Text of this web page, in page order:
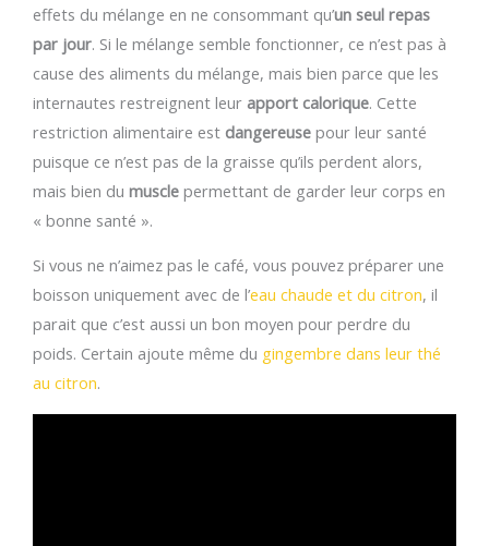
effets du mélange en ne consommant qu’un seul repas
par jour. Si le mélange semble fonctionner, ce n’est pas à
cause des aliments du mélange, mais bien parce que les
internautes restreignent leur apport calorique. Cette
restriction alimentaire est dangereuse pour leur santé
puisque ce n’est pas de la graisse qu’ils perdent alors,
mais bien du muscle permettant de garder leur corps en
« bonne santé ».
Si vous ne n’aimez pas le café, vous pouvez préparer une
boisson uniquement avec de l’eau chaude et du citron, il
parait que c’est aussi un bon moyen pour perdre du
poids. Certain ajoute même du gingembre dans leur thé
au citron.